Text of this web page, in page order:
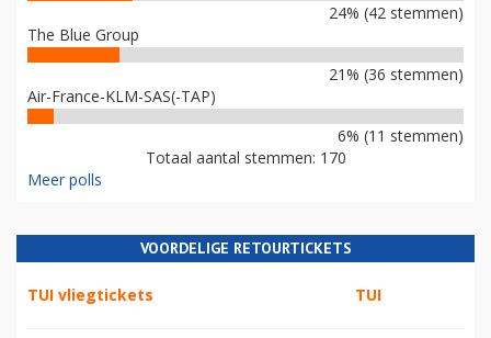
24% (42 stemmen)
The Blue Group
21% (36 stemmen)
Air-France-KLM-SAS(-TAP)
6% (11 stemmen)
Totaal aantal stemmen: 170
Meer polls
VOORDELIGE RETOURTICKETS
TUI vliegtickets TUI